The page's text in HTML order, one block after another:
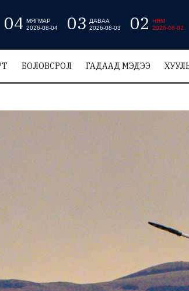
04 МЯГМАР
2026-08-04
03
ДАВАА
2026-08-03
02
НЯМ
2026-08-02
БОЛОВСРОЛ ГАДААД МЭДЭЭ